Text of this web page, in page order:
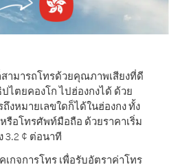
มารถโทรด้วยคุณภาพเสียงที่ดี
ไตยคองโก ไปฮ่องกงได้ ด้วย
งหมายเลขใดก็ได้ในฮ่องกง ทั้ง
อโทรศัพท์มือถือ ด้วยราคาเริ่ม
3.2 ¢ ต่อนาที
กจการโทร เพื่อรับอัตราค่าโทร